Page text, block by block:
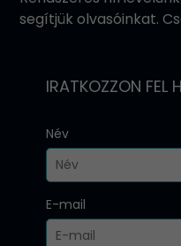
segítjük olvasóinkat.
IRATKOZZON FEL
Név
E-mail